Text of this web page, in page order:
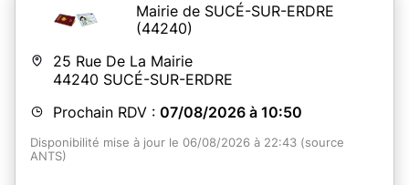
Mairie de SUCÉ-SUR-ERDRE
(44240)
25 Rue De La Mairie
44240 SUCÉ-SUR-ERDRE
Prochain RDV : 07/08/2026 à 10:50
Disponibilité mise à jour le 06/08/2026 à 22:43 (source
ANTS)